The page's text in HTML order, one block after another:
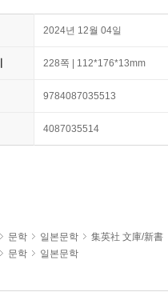
2024년 12월 04일
228쪽 | 112*176*13mm
9784087035513
4087035514
문학 일본문학
集英社 文庫/新書
문학 일본문학